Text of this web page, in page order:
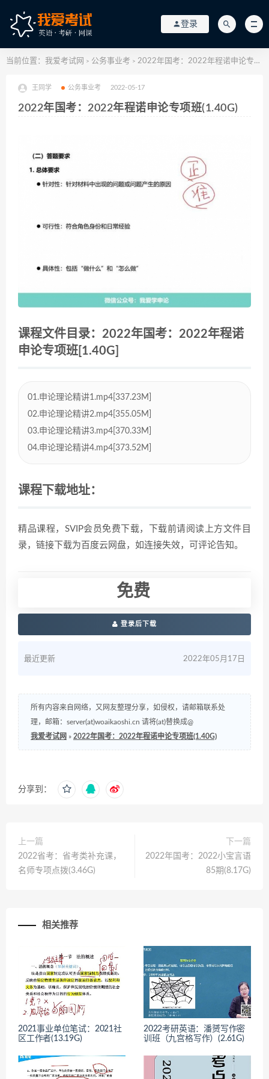
登录
当前位置： 我爱考试网 > 公务事业考 > 2022年国考：2022年程诺申论专项班(1.40G)
王同学 公务事业考 2022-05-17
2022年国考：2022年程诺申论专项班(1.40G)
课程文件目录：2022年国考：2022年程诺
申论专项班[1.40G]
01.申论理论精讲1.mp4[337.23M]
02.申论理论精讲2.mp4[355.05M]
03.申论理论精讲3.mp4[370.33M]
04.申论理论精讲4.mp4[373.52M]
课程下载地址：
精品课程，SVIP会员免费下载，下载前请阅读上方文件目
录，链接下载为百度云网盘，如连接失效，可评论告知。
免费
登录后下载
最近更新 2022年05月17日
所有内容来自网络，又网友整理分享，如侵权，请邮箱联系处
理，邮箱：server(at)woaikaoshi.cn 请将(at)替换成@
我爱考试网 » 2022年国考：2022年程诺申论专项班(1.40G)
分享到：
上一篇
2022省考：省考类补充课，
名师专项点拨(3.46G)
下一篇
2022年国考：2022小宝言语
85期(8.17G)
相关推荐
2021事业单位笔试：2021社
区工作者(13.19G)
2022考研英语：潘赟写作密
训班（九宫格写作）(2.61G)